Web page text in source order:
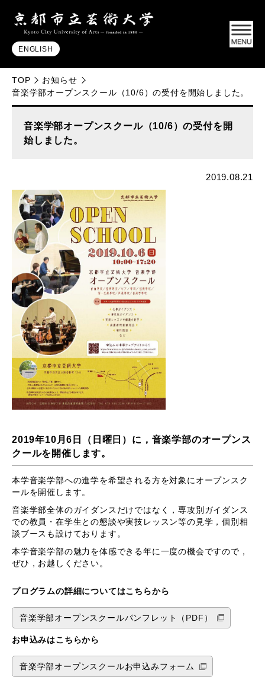
ENGLISH
TOP
お知らせ
音楽学部オープンスクール（10/6）の受付を開始しました。
音楽学部オープンスクール（10/6）の受付を開
始しました。
2019.08.21
2019年10月6日（日曜日）に，音楽学部のオープンス
クールを開催します。
本学音楽学部への進学を希望される方を対象にオープンスク
ールを開催します。
音楽学部全体のガイダンスだけではなく，専攻別ガイダンス
での教員・在学生との懇談や実技レッスン等の見学，個別相
談ブースも設けております。
本学音楽学部の魅力を体感できる年に一度の機会ですので，
ぜひ，お越しください。
プログラムの詳細についてはこちらから
音楽学部オープンスクールパンフレット（PDF）
お申込みはこちらから
音楽学部オープンスクールお申込みフォーム